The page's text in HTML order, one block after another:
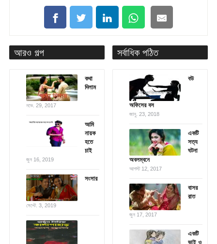
আরও গল্প
কথা
দিলাম
নভে. 29, 2017
আমি
নায়ক
হতে
চাই
জুন 16, 2019
সংসার
সেপ্টে. 3, 2019
সর্বাধিক পঠিত
বউ
অফিসের বস
জানু. 23, 2018
একটি
সত্য
ঘটনা
অবলম্বনে
আগস্ট 12, 2017
বাসর
রাত
জুন 17, 2017
একটি
ভাই ও